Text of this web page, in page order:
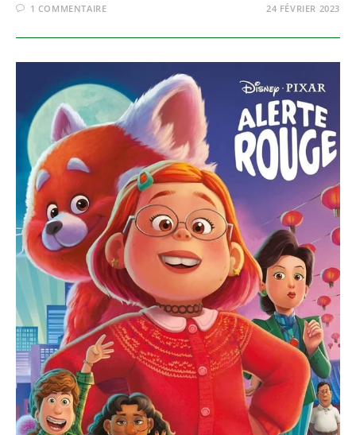
1 COMMENTAIRE 24 FÉVRIER 2023